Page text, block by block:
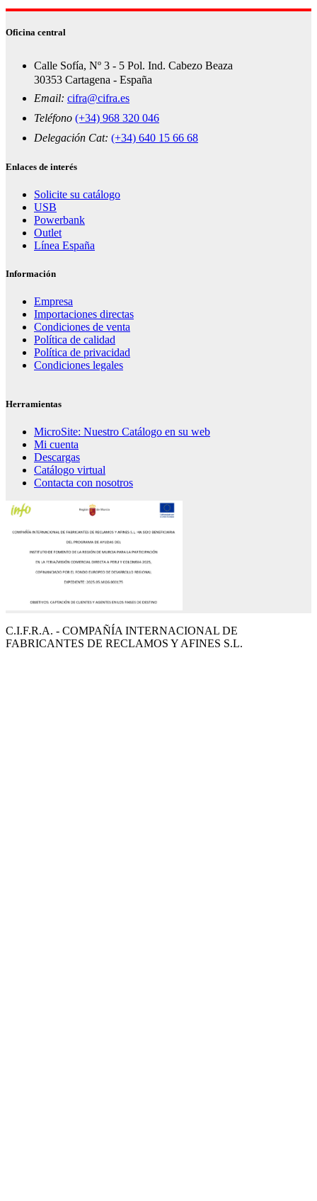
Oficina central
Calle Sofía, Nº 3 - 5 Pol. Ind. Cabezo Beaza
30353 Cartagena - España
Email: cifra@cifra.es
Teléfono (+34) 968 320 046
Delegación Cat: (+34) 640 15 66 68
Enlaces de interés
Solicite su catálogo
USB
Powerbank
Outlet
Línea España
Información
Empresa
Importaciones directas
Condiciones de venta
Política de calidad
Política de privacidad
Condiciones legales
Herramientas
MicroSite: Nuestro Catálogo en su web
Mi cuenta
Descargas
Catálogo virtual
Contacta con nosotros
C.I.F.R.A. - COMPAÑÍA INTERNACIONAL DE
FABRICANTES DE RECLAMOS Y AFINES S.L.